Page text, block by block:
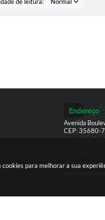
para melhorar a sua
Endereço
Avenida
CEP: 35680-
(37) 3249-